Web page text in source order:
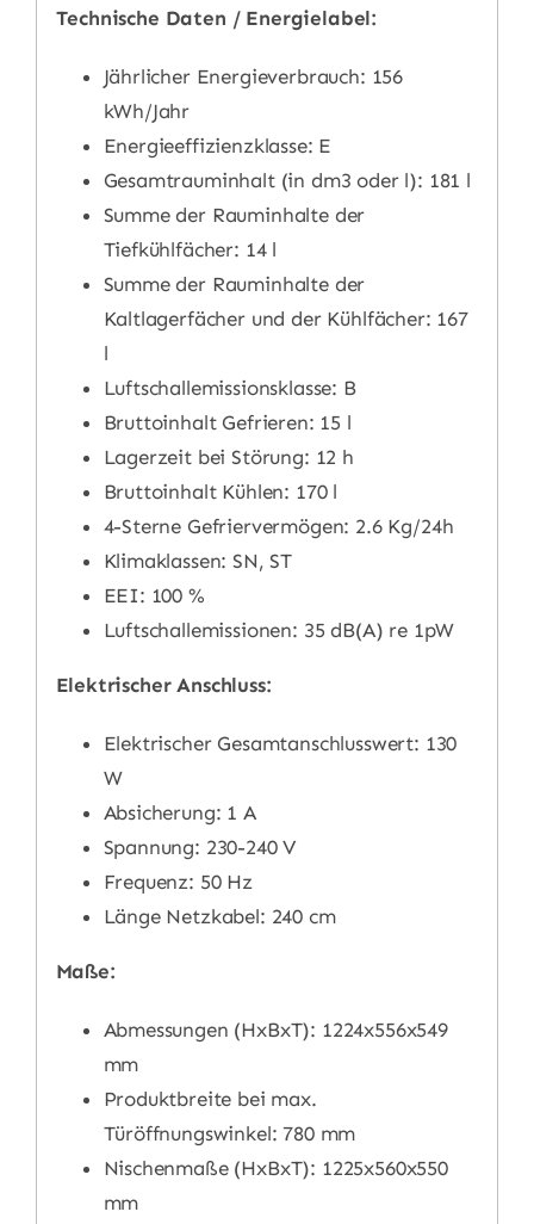
Technische Daten / Energielabel:
Jährlicher Energieverbrauch: 156
kWh/Jahr
Energieeffizienzklasse: E
Gesamtrauminhalt (in dm3 oder l): 181 l
Summe der Rauminhalte der
Tiefkühlfächer: 14 l
Summe der Rauminhalte der
Kaltlagerfächer und der Kühlfächer: 167
l
Luftschallemissionsklasse: B
Bruttoinhalt Gefrieren: 15 l
Lagerzeit bei Störung: 12 h
Bruttoinhalt Kühlen: 170 l
4-Sterne Gefriervermögen: 2.6 Kg/24h
Klimaklassen: SN, ST
EEI: 100 %
Luftschallemissionen: 35 dB(A) re 1pW
Elektrischer Anschluss:
Elektrischer Gesamtanschlusswert: 130
W
Absicherung: 1 A
Spannung: 230-240 V
Frequenz: 50 Hz
Länge Netzkabel: 240 cm
Maße:
Abmessungen (HxBxT): 1224x556x549
mm
Produktbreite bei max.
Türöffnungswinkel: 780 mm
Nischenmaße (HxBxT): 1225x560x550
mm